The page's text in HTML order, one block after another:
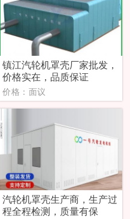
镇江汽轮机罩壳厂家批发，
价格实在，品质保证
价格：面议
汽轮机罩壳生产商，生产过
程全程检测，质量有保